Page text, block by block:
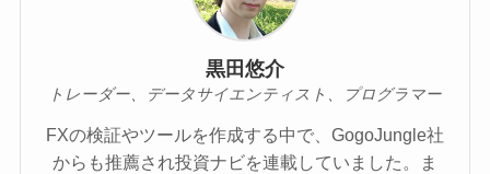
黒田悠介
トレーダー、データサイエンティスト、プログラマー
FXの検証やツールを作成する中で、GogoJungle社
からも推薦され投資ナビを連載していました。ま